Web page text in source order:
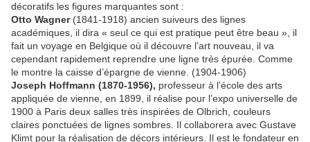
décoratifs les figures marquantes sont :
Otto Wagner (1841-1918) ancien suiveurs des lignes
académiques, il dira « seul ce qui est pratique peut être beau », il
fait un voyage en Belgique où il découvre l’art nouveau, il va
cependant rapidement reprendre une ligne très épurée. Comme
le montre la caisse d’épargne de vienne. (1904-1906)
Joseph Hoffmann (1870-1956), professeur à l’école des arts
appliquée de vienne, en 1899, il réalise pour l’expo universelle de
1900 à Paris deux salles très inspirées de Olbrich, couleurs
claires ponctuées de lignes sombres. Il collaborera avec Gustave
Klimt pour la réalisation de décors intérieurs. Il est le fondateur en